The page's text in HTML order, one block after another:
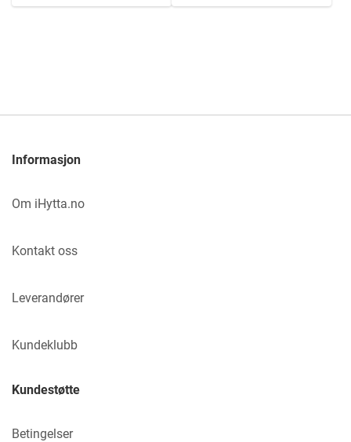
Informasjon
Om iHytta.no
Kontakt oss
Leverandører
Kundeklubb
Kundestøtte
Betingelser